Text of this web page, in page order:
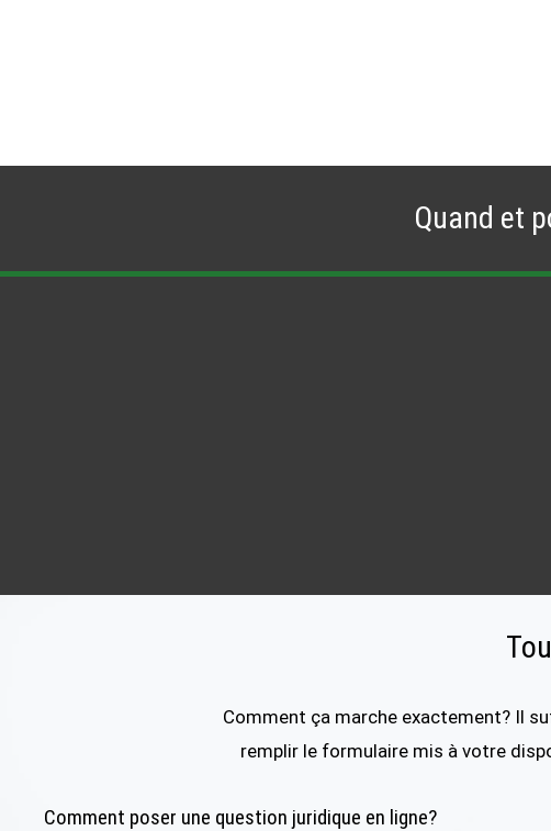
Quand et
Comment ça marche exactement? Il
remplir le formulaire mis à votre
Comment poser une question juridique en ligne?